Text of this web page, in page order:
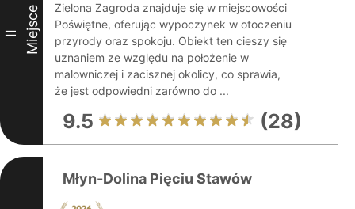
II Miejsce
Zielona Zagroda znajduje się w miejscowości
Poświętne, oferując wypoczynek w otoczeniu
przyrody oraz spokoju. Obiekt ten cieszy się
uznaniem ze względu na położenie w
malowniczej i zacisznej okolicy, co sprawia,
że jest odpowiedni zarówno do ...
9.5 (28)
Młyn-Dolina Pięciu Stawów